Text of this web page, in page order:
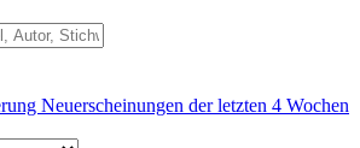
Neuerscheinungen der letzten 4 Wochen